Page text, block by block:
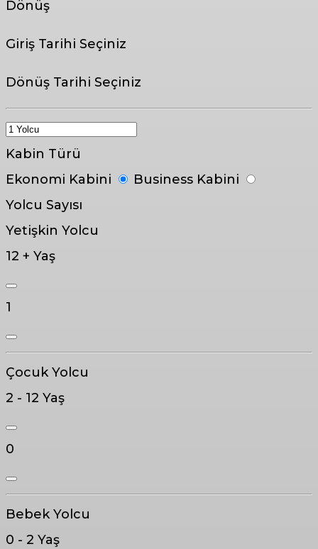
Dönüş
Giriş Tarihi Seçiniz
Dönüş Tarihi Seçiniz
Kabin Türü
Ekonomi Kabini
Business Kabini
Yolcu Sayısı
Yetişkin Yolcu
12 + Yaş
1
Çocuk Yolcu
2 - 12 Yaş
0
Bebek Yolcu
0 - 2 Yaş